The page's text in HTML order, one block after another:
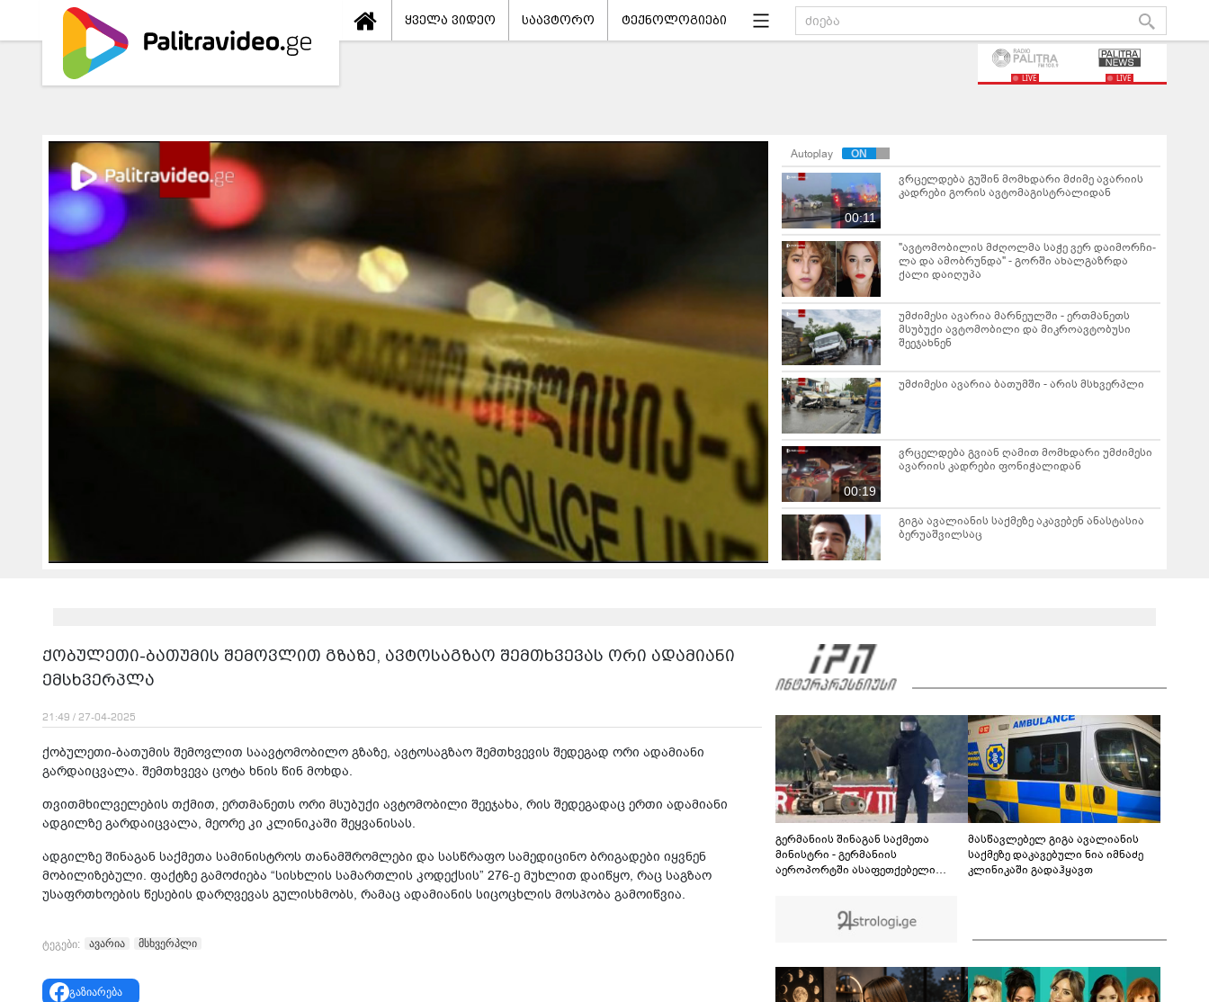
ყველა ვიდეო საავტორო ტექნოლოგიები
LIVE LIVE
Autoplay
00:11
ვრცელდება გუშინ მომხდარი მძიმე ავარიის
კადრები გორის ავტომაგისტრალიდან
"ავ­ტო­მო­ბი­ლის მძღოლ­მა საჭე ვერ და­ი­მორ­ჩი­
ლა და ამობ­რუნ­და" - გორში ახალგაზრდა
ქალი დაიღუპა
უმძიმესი ავარია მარნეულში - ერთმანეთს
მსუბუქი ავტომობილი და მიკროავტობუსი
შეეჯახნენ
უმძიმესი ავარია ბათუმში - არის მსხვერპლი
00:19
ვრცელდება გვიან ღამით მომხდარი უმძიმესი
ავარიის კადრები ფონიჭალიდან
გიგა ავალიანის საქმეზე აკავებენ ანასტასია
ბერუაშვილსაც
- ეკა კუპატაძის პირველი ემოციური კომენტარი
02:45
"მანიაკებო, დამპლებო, შენ არ იცი რომ ნია
არაფერშუაში არაა?!" - გიგა ავალიანის
საქმეზე ნია იმნაძეს აკავებენ
08:51
"არის ეჭვები ვინმეს ხომ არ მფარველობენ" -
დაკარგული 17 წლის ბიჭის საქმის ადვოკატი
ახალ გარემოებებზე საუბრობს
ქობულეთი-ბათუმის შემოვლით გზაზე, ავტოსაგზაო შემთხვევას ორი ადამიანი
ემსხვერპლა
21:49 / 27-04-2025
ქობულეთი-ბათუმის შემოვლით საავტომობილო გზაზე, ავტოსაგზაო შემთხვევის შედეგად ორი ადამიანი
გარდაიცვალა. შემთხვევა ცოტა ხნის წინ მოხდა.
თვითმხილველების თქმით, ერთმანეთს ორი მსუბუქი ავტომობილი შეეჯახა, რის შედეგადაც ერთი ადამიანი
ადგილზე გარდაიცვალა, მეორე კი კლინიკაში შეყვანისას.
ადგილზე შინაგან საქმეთა სამინისტროს თანამშრომლები და სასწრაფო სამედიცინო ბრიგადები იყვნენ
მობილიზებული. ფაქტზე გამოძიება “სისხლის სამართლის კოდექსის” 276-ე მუხლით დაიწყო, რაც საგზაო
უსაფრთხოების წესების დარღვევას გულისხმობს, რამაც ადამიანის სიცოცხლის მოსპობა გამოიწვია.
ტეგები: ავარია მსხვერპლი
გაზიარება
გერმანიის შინაგან საქმეთა
მინისტრი - გერმანიის
აეროპორტში ასაფეთქებელი
ახალ დონეს აღნიშნავს
მასწავლებელ გიგა ავალიანის
საქმეზე დაკავებული ნია იმნაძე
კლინიკაში გადაჰყავთ